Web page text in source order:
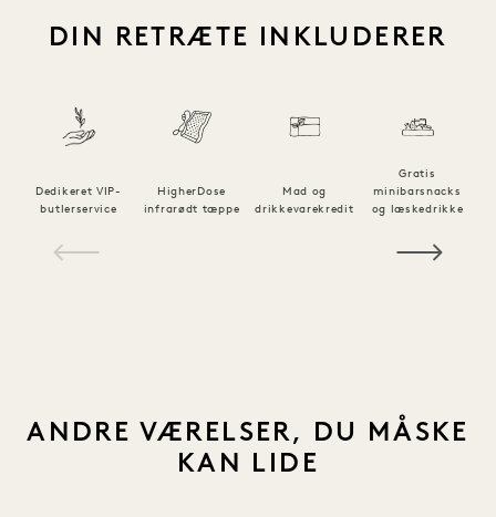
DIN RETRÆTE INKLUDERER
Dedikeret VIP-
butlerservice
HigherDose
infrarødt tæppe
Mad og
drikkevarekredit
Gratis
minibarsnacks
og læskedrikke
ANDRE VÆRELSER, DU MÅSKE
KAN LIDE